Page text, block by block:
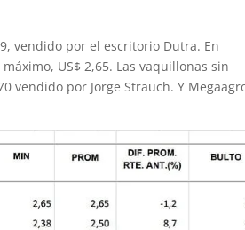
vendido por el escritorio Dutra. En
US$ 2,65. Las vaquillonas sin
vendido por Jorge Strauch. Y